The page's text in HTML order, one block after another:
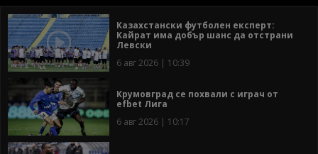
Казахстански футболен експерт:
Кайрат има добър шанс да отстрани
Левски
6 авг 2026 | 10:39
Крумовград се похвали с играч от
efbet Лига
6 авг 2026 | 10:17